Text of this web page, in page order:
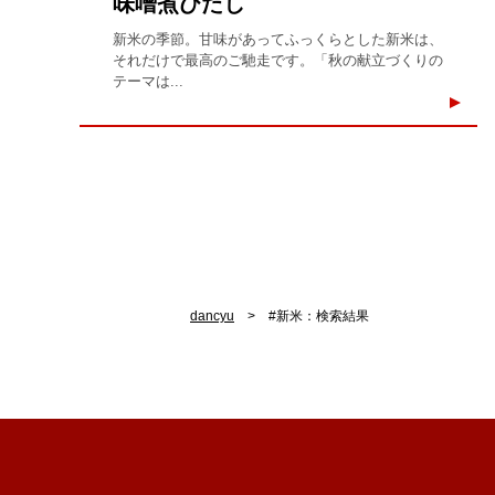
新米の季節。甘味があってふっくらとした新米は、
それだけで最高のご馳走です。「秋の献立づくりの
テーマは...
dancyu #新米：検索結果